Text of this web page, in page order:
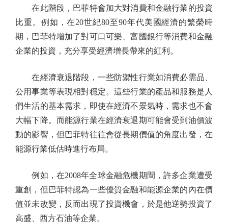
在此階段，巴菲特會加大對消費和金融行業的投資
比重。例如，在20世紀80至90年代美國經濟的繁榮時
期，巴菲特增加了對可口可樂、富國銀行等消費和金融
企業的投資，充分享受經濟增長帶來的紅利。
在經濟衰退階段，一些防禦性行業如消費必需品、
公用事業等表現相對穩定。這些行業的產品和服務是人
們生活的基本需求，即使在經濟不景氣時，需求也不會
大幅下降。而能源行業在經濟衰退期可能會受到油價波
動的影響，但巴菲特往往會從長期價值的角度出發，在
能源行業低估時進行布局。
例如，在2008年全球金融危機期間，許多企業遭受
重創，但巴菲特認為一些優質金融和能源企業的內在價
值並未改變，反而出現了投資機會，於是他逆勢投資了
高盛、西方石油等企業。